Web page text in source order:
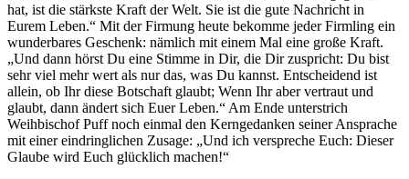
hat, ist die stärkste Kraft der Welt. Sie ist die gute Nachricht in
Eurem Leben.“ Mit der Firmung heute bekomme jeder Firmling ein
wunderbares Geschenk: nämlich mit einem Mal eine große Kraft.
„Und dann hörst Du eine Stimme in Dir, die Dir zuspricht: Du bist
sehr viel mehr wert als nur das, was Du kannst. Entscheidend ist
allein, ob Ihr diese Botschaft glaubt; Wenn Ihr aber vertraut und
glaubt, dann ändert sich Euer Leben.“ Am Ende unterstrich
Weihbischof Puff noch einmal den Kerngedanken seiner Ansprache
mit einer eindringlichen Zusage: „Und ich verspreche Euch: Dieser
Glaube wird Euch glücklich machen!“